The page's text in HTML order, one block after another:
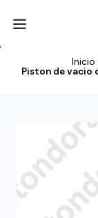
Aprovecha
sintetico y el filtro
Inicio
Piston de vacio